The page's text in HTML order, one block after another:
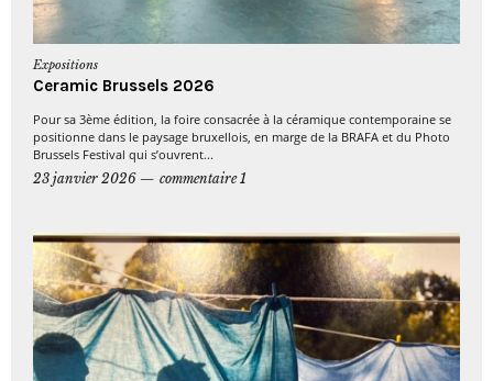
Expositions
Ceramic Brussels 2026
Pour sa 3ème édition, la foire consacrée à la céramique contemporaine se
positionne dans le paysage bruxellois, en marge de la BRAFA et du Photo
Brussels Festival qui s’ouvrent...
23 janvier 2026
commentaire 1